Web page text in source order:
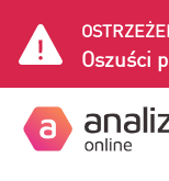
Oszuści